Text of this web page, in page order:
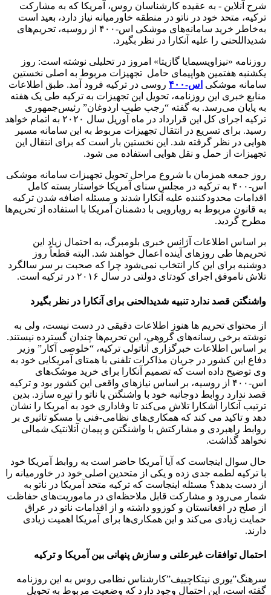
شرح آنلاین - به عقیده کارشناسان روس، آمریکا که به مشارکت
ترکیه، متحد خود در ناتو در منطقه خاورمیانه نیاز دارد، بعید است
به‌خاطر خرید سامانه‌‌های موشکی اس-۴۰۰ از روسیه، تحریم‌های
شدیداللحنی را علیه آنکارا در نظر بگیرد.
روزنامه «نیزاویسیمایا گازیتا» امروز در تحلیلی نوشته است: روز
یکشنبه هفتمین هواپیمای حامل تجهیزات مربوط به اصلی نخستین
سامانه موشکی اس-۴۰۰
روسی در ترکیه فرود آمد. طبق اطلاعات
منابع خبری این روزنامه، تحویل این تجهیزات به ترکیه طی یک هفته
به پایان می‌رسد. به گفته “رجب طیب اردوغان” رئیس‌جمهوری
ترکیه اجرای کل این قرارداد در ماه آوریل سال ۲۰۲۰ به اتمام خواهد
رسید. برای تسریع در انتقال تجهیزات مربوط به این سامانه مسیر
هوایی در نظر گرفته شد. این نخستین بار است که برای انتقال این
تجهیزات از حمل و نقل هوایی استفاده می شود.
روز جمعه همزمان با شروع مراحل تحویل تجهیزات سامانه موشکی
اس-۴۰۰ به ترکیه در مجلس سنای آمریکا خواستار بسته کامل
اقدامات محدودکننده علیه آنکارا شدند و مسئله اضافه شدن ترکیه
به قانون مربوط به رویارویی با دشمنان آمریکا با استفاده از تحریم‌ها
مطرح گردید.
بر اساس اطلاعات آژانس خبری بلومبرگ، به احتمال زیاد این
تحریم‌ها طی روزهای آینده اعمال خواهند شد. البته قطعاً روز
دوشنبه برای این کار انتخاب نمی‌شود چرا که صحبت بر سر سالگرد
تلاش ناموفق اجرای کودتای دولتی در سال ۲۰۱۶ در ترکیه است.
واشنگتن قصد ندارد تنبیه شدیدالحنی برای آنکارا در نظر بگیرد
از محتوای تحریم ها هنوز اطلاعات دقیقی در دست نیست، ولی به
نوشته برخی رسانه‌های گروهی، این تحریم‌ها چندان گسترده نیستند.
بر اساس اطلاعات خبرگزاری آناتولی ترکیه، “خلوصی آکار” وزیر
دفاع این کشور در جریان مذاکرات تلفنی با همتای آمریکایی خود به
وی توضیح داده است که تصمیم آنکارا برای خرید موشک‌های
اس-۴۰۰ از روسیه، بر اساس نیازهای واقعی این کشور بود و ترکیه
قصد ندارد روابط دوجانبه خود با واشنگتن یا ناتو را تیره سازد. بدین
ترتیب آنکارا آشکارا تلاش می‌کند تا وفاداری خود به آمریکا را نشان
دهد و تاکید می کند که همکاری‌های نظامی-فنی با مسکو تاثیری بر
روابط راهبردی و مشارکتش با واشنگتن و پیمان آتلانتیک شمالی
نخواهد گذاشت.
حال سوال اینجاست که آیا آمریکا حاضر است به روابط آمریکا خود
با ترکیه لطمه جدی زده و یکی از متحدین اصلی خود در خاورمیانه را
از دست بدهد؟ مسئله اینجاست که ترکیه متحد آمریکا در ناتو به
شمار می‌رود و مشارکت قابل ملاحظه‌ای در ماموریت‌های حفاظت
از صلح در افغانستان و کوزوو داشته و از اقدامات ناتو در عراق
حمایت زیادی می‌کند و این همکاری‌ها برای آمریکا اهمیت زیادی
دارند.
احتمال توافقات غیرعلنی و سازش پنهانی بین آمریکا و ترکیه
سرهنگ”یوری نیتکاچییف”کارشناس نظامی روس به این روزنامه
گفته است، این احتمال وجود دارد که وضعیت مربوط به تحویل